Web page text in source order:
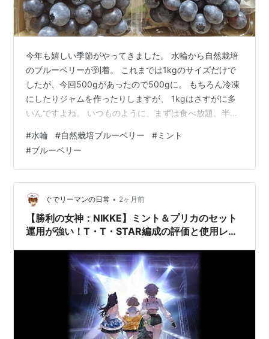
今年も嬉しい季節がやってきました。 水輪から自然栽培
のブルーベリーが到着。 これまでは1kgのサイズだけで
したが、今回500gがあったので500gに。 もちろん冷凍
にしたりジャムを作ったりしますが、 1kgはさすがに多
いんですよね。 いつものように、まずは食べ放題。半分
るミントの葉。たくさんあります。 早速、ミントティー
でいただきました。
#水輪 #自然栽培ブルーベリー #ミント
#ブルーベリー
ぐでリーマンの日常 • 2ヶ月前
【勝利の女神：NIKKE】ミント＆プリカのセット
運用が強い！T・T・STAR編成の評価と使用レビ